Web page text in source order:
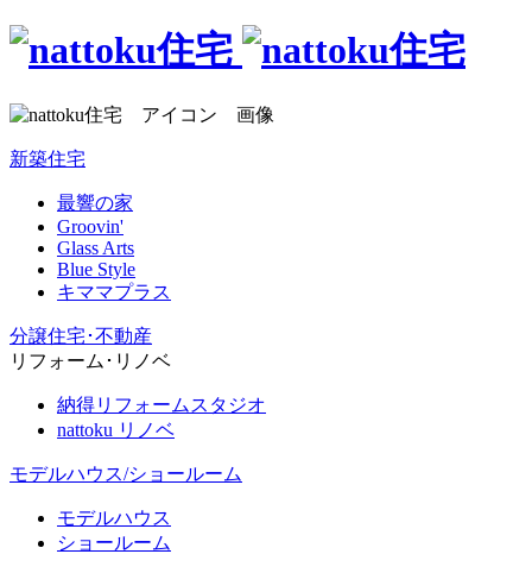
新築住宅
最響の家
Groovin'
Glass Arts
Blue Style
キママプラス
分譲住宅･不動産
リフォーム･リノベ
納得リフォームスタジオ
nattoku リノベ
モデルハウス/ショールーム
モデルハウス
ショールーム